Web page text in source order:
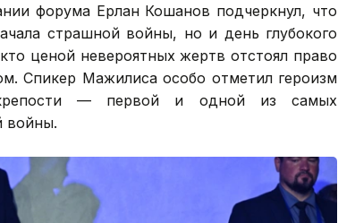
форума Ерлан Кошанов подчеркнул, что
страшной войны, но и день глубокого
ценой невероятных жертв отстоял право
Спикер Мажилиса особо отметил героизм
крепости — первой и одной из самых
войны.